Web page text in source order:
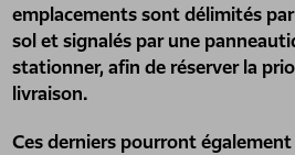
emplacements sont délimités
sol et signalés par une
stationner, afin de réserver la
livraison.
Ces derniers pourront